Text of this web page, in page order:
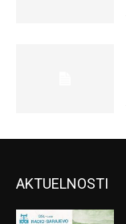
AKTUELNOSTI